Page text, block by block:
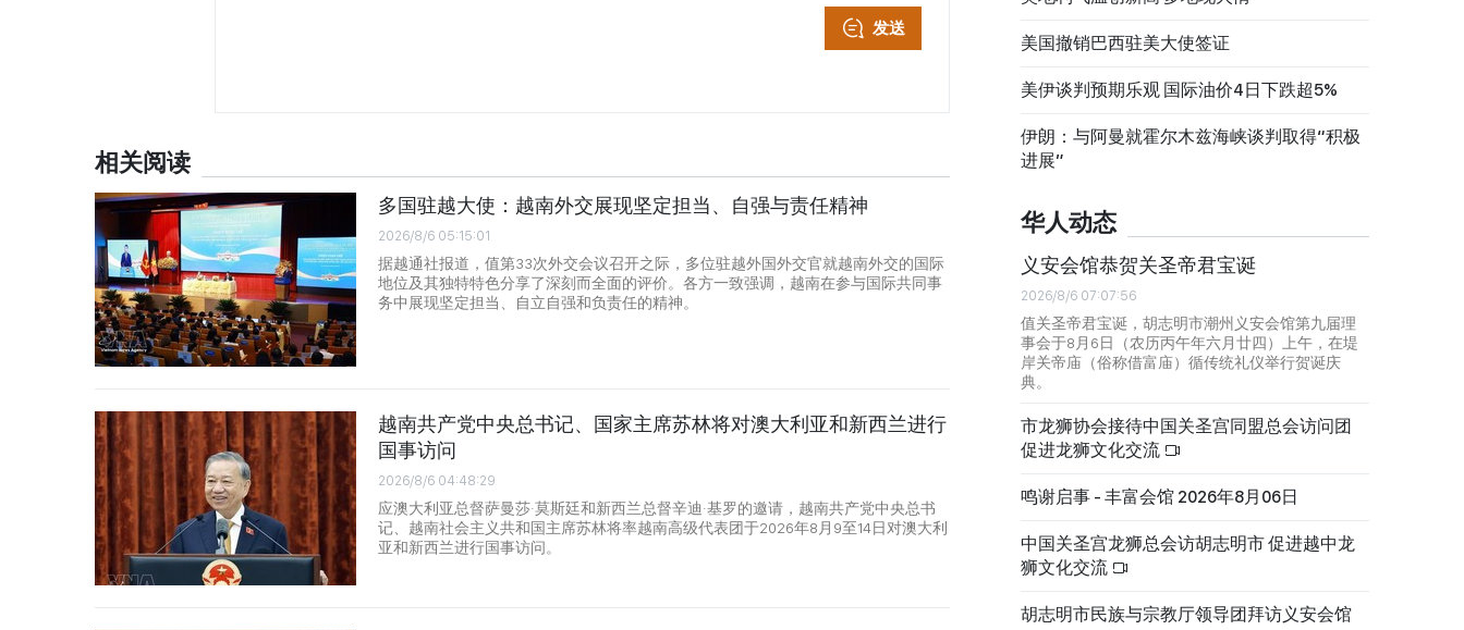
发送
相关阅读
多国驻越大使：越南外交展现坚定担当、自强与责任精神
2026/8/6 05:15:01
据越通社报道，值第33次外交会议召开之际，多位驻越外国外交官就越南外交的国际
地位及其独特特色分享了深刻而全面的评价。各方一致强调，越南在参与国际共同事
务中展现坚定担当、自立自强和负责任的精神。
越南共产党中央总书记、国家主席苏林将对澳大利亚和新西兰进行
国事访问
2026/8/6 04:48:29
应澳大利亚总督萨曼莎·莫斯廷和新西兰总督辛迪·基罗的邀请，越南共产党中央总书
记、越南社会主义共和国主席苏林将率越南高级代表团于2026年8月9至14日对澳大利
亚和新西兰进行国事访问。
美国撤销巴西驻美大使签证
美伊谈判预期乐观 国际油价4日下跌超5%
伊朗：与阿曼就霍尔木兹海峡谈判取得“积极
进展”
华人动态
义安会馆恭贺关圣帝君宝诞
2026/8/6 07:07:56
值关圣帝君宝诞，胡志明市潮州义安会馆第九届理
事会于8月6日（农历丙午年六月廿四）上午，在堤
岸关帝庙（俗称借富庙）循传统礼仪举行贺诞庆
典。
市龙狮协会接待中国关圣宫同盟总会访问团
促进龙狮文化交流
鸣谢启事 - 丰富会馆 2026年8月06日
中国关圣宫龙狮总会访胡志明市 促进越中龙
狮文化交流
胡志明市民族与宗教厅领导团拜访义安会馆